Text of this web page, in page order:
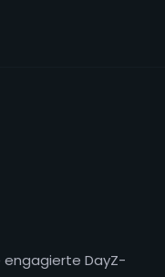
engagierte DayZ-